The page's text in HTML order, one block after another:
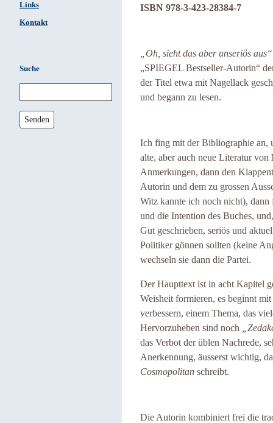
Links
Kontakt
Suche
Senden
ISBN 978-3-423-28384-7
„Oh, sieht das aber unseriös aus“
„SPIEGEL Bestseller-Autorin“
der Titel etwa mit Nagellack
und begann zu lesen.
Ich fing mit der Bibliographie an,
alte, aber auch neue Literatur von
Anmerkungen, dann den
Autorin und dem zu grossen
Witz kannte ich noch nicht),
und die Intention des Buches,
Gut geschrieben, seriös und
Politiker gönnen sollten (keine
wechseln sie dann die Partei.
Der Haupttext ist in acht Kapitel
Weisheit formieren, es beginnt mit
verbessern, einem Thema, das
Hervorzuheben sind noch
das Verbot der üblen Nachrede,
Anerkennung, äusserst wichtig,
Cosmopolitan schreibt.
Die Autorin kombiniert frei die